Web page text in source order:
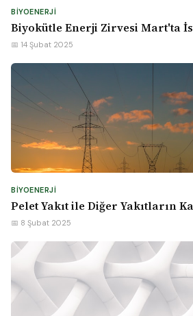
BIYOENERJI
Biyokütle Enerji Zirvesi Mart'ta
📅 14 Şubat 2025
BIYOENERJI
Pelet Yakıt ile Diğer Yakıtların
📅 8 Şubat 2025